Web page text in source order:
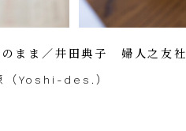
まま／井田典子 婦人之友社
Yoshi-des.）